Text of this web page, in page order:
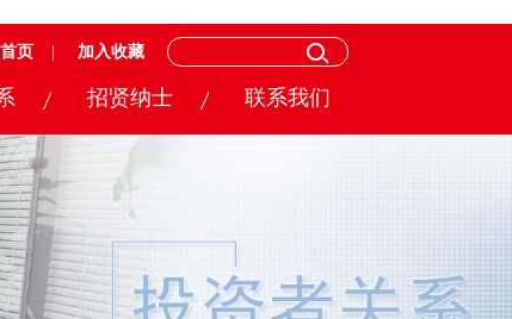
页 加入收藏
招贤纳士 联系我们